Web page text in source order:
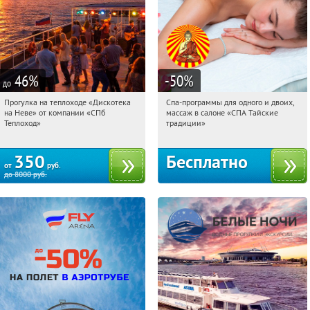
до 46%
11:16:52 Купили:14
Горьковская
Прогулка на теплоходе «Дискотека
на Неве» от компании «СПб
Теплоход»
от 350 руб.
до8000руб.
-50%
11:16:52 Получили:1679
Маяковская
Спа-программы для одного и двоих,
массаж в салоне «СПА Тайские
традиции»
Бесплатно